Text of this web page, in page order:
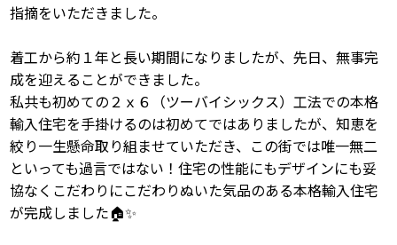
指摘をいただきました。
着工から約１年と長い期間になりましたが、先日、無事完
成を迎えることができました。
私共も初めての２ｘ６（ツーバイシックス）工法での本格
輸入住宅を手掛けるのは初めてではありましたが、知恵を
絞り一生懸命取り組ませていただき、この街では唯一無二
といっても過言ではない！住宅の性能にもデザインにも妥
協なくこだわりにこだわりぬいた気品のある本格輸入住宅
が完成しました🏠✨